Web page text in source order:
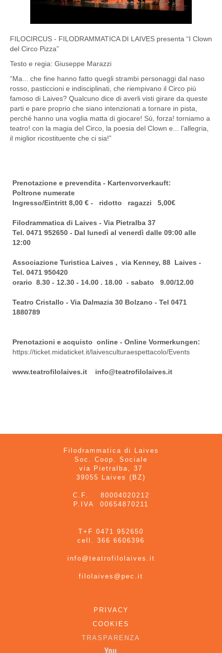
FILOCIRCUS - FILODRAMMATICA DI LAIVES presenta “I Clown
del Circo Pizza”
Testo e regia: Giuseppe Marazzi
“Ma... che fine hanno fatto quegli strambi personaggi dal naso
rosso, pasticcioni e indisciplinati, che riempivano il Circo più
famoso di Laives? Qualcuno dice di averli visti girare da queste
parti e pare proprio che siano intenzionati a tornare in pista,
perché hanno una voglia matta di giocare! Sù, forza! torniamo a
teatro! con la magia del Circo, la poesia del Clown e... l’allegria,
il miglior ricostituente che ci sia!”
Prenotazione e prevendita - Kartenvorverkauft:
Poltrone numerate
Ingresso/Eintritt 8,00 € - ridotto ragazzi 5,00€
Filodrammatica di Laives - Via Pietralba 37
Tel. 0471 952650 - Dal lunedì al venerdì dalle 09:00 alle
12:00
Associazione Turistica Laives , via Kenney, 88 Laives -
Tel. 0471 950420
orario 8.30 - 12.30 - 14.00 . 18.00 - sabato 9.00/12.00
Teatro Cristallo - Via Dalmazia 30 Bolzano - Tel 0471
1880789
Prenotazioni e acquisto online - Online Vormerkungen:
https://ticket.midaticket.it/laivesculturaespettacolo/Events
www.teatrofilolaives.it info@teatrofilolaives.it
Filodrammatica di Laives
Soc. Coop. Sociale
via Pietralba, 37
39055 Laives (BZ)
C.F. 80004020212
P.IVA 00654870211
T+F 0471 952650
cell. 366 6606396
info@teatrofilolaives.it
filolaives@pec.it
PRIVACY
COOKIES
TRASPARENZA